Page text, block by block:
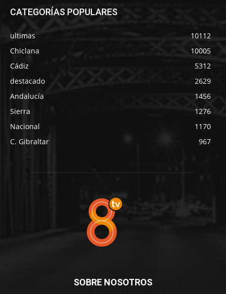
CATEGORÍAS POPULARES
ultimas
10112
Chiclana
10005
Cádiz
5312
destacado
2629
Andalucía
1456
Sierra
1276
Nacional
1170
C. Gibraltar
967
SOBRE NOSOTROS